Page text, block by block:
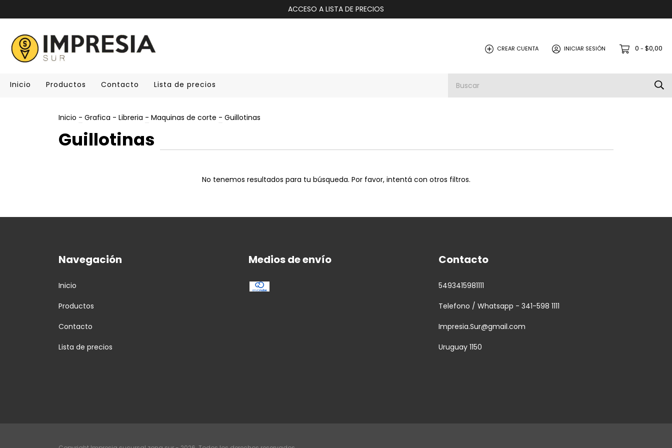
ACCESO A LISTA DE PRECIOS
CREAR CUENTA INICIAR SESIÓN 0 - $0,00
Inicio Productos Contacto Lista de precios
Inicio - Grafica - Libreria - Maquinas de corte - Guillotinas
Guillotinas
No tenemos resultados para tu búsqueda. Por favor, intentá con otros filtros.
Navegación
Inicio
Productos
Contacto
Lista de precios
Medios de envío Contacto
5493415981111
Telefono / Whatsapp - 341-598 1111
Impresia.Sur@gmail.com
Uruguay 1150